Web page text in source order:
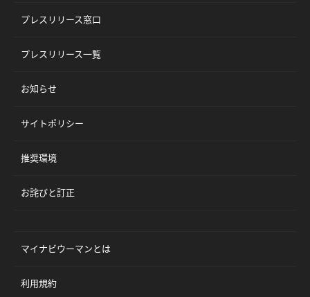
プレスリリース窓口
プレスリリース一覧
お知らせ
サイトポリシー
推奨環境
お詫びと訂正
マイナビウーマンとは
利用規約